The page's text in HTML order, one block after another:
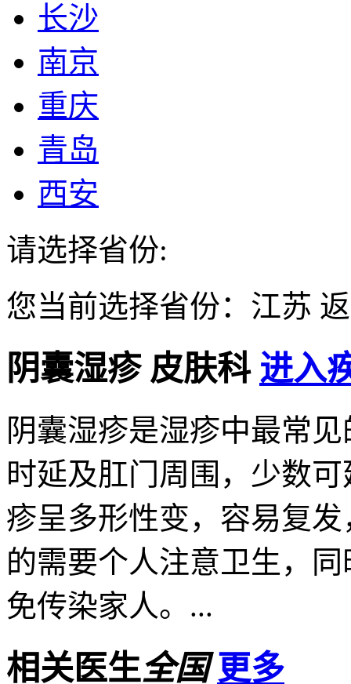
长沙
南京
重庆
青岛
西安
请选择省份:
您当前选择省份： 江苏
阴囊湿疹 皮肤科 进入
阴囊湿疹是湿疹中最常
时延及肛门周围，少数
疹呈多形性变，容易复
的需要个人注意卫生，
免传染家人。...
相关医生全国 更多